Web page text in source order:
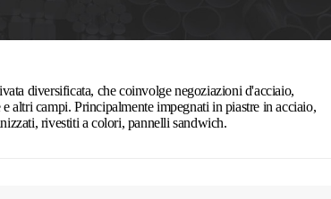
diversificata, che coinvolge negoziazioni d'acciaio,
altri campi. Principalmente impegnati in piastre in acciaio,
rivestiti a colori, pannelli sandwich.